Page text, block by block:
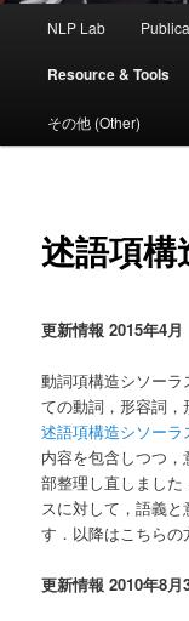
ュ
NLP Lab
Resource & Tools
その他 (Other)
述語項
更新情報 2015年4月
動詞項構造シソー
ての動詞，形容詞
述語項構造シソー
内容を包含しつつ
部整理し直しまし
スに対して，語義
す．以降はこちらの
更新情報 2010年8月